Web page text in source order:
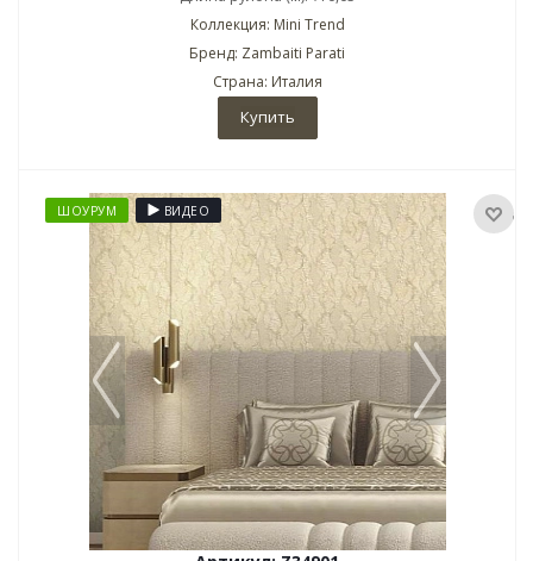
Коллекция: Mini Trend
Бренд: Zambaiti Parati
Страна: Италия
Купить
ШОУРУМ ВИДЕО